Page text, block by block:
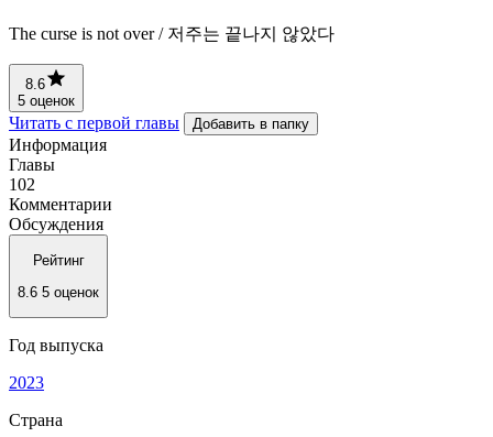
The curse is not over / 저주는 끝나지 않았다
8.6
5 оценок
Читать с первой главы Добавить в папку
Информация
Главы
102
Комментарии
Обсуждения
Рейтинг
8.6 5 оценок
Год выпуска
2023
Страна